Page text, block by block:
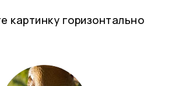
картинку горизонтально